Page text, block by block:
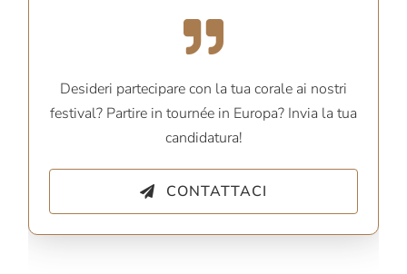
Desideri partecipare con la tua corale ai nostri
festival? Partire in tournée in Europa? Invia la tua
candidatura!
CONTATTACI